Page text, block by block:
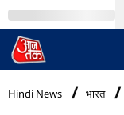
MumbaiTak
Hindi News भारत